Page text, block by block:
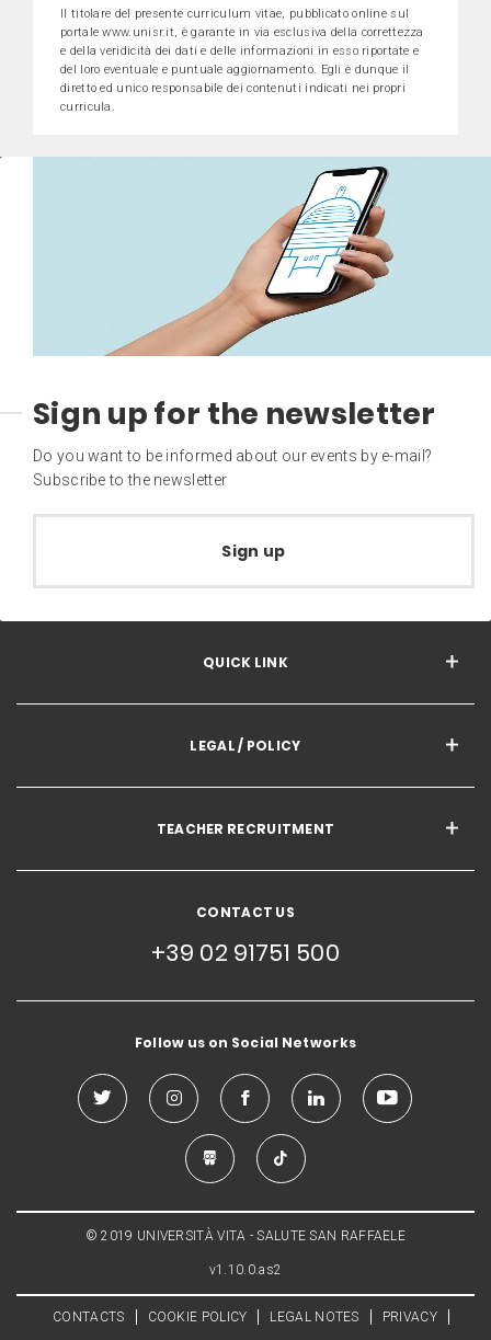
Il titolare del presente curriculum vitae, pubblicato online sul
portale www.unisr.it, è garante in via esclusiva della correttezza
e della veridicità dei dati e delle informazioni in esso riportate e
del loro eventuale e puntuale aggiornamento. Egli è dunque il
diretto ed unico responsabile dei contenuti indicati nei propri
curricula.
Sign up for the newsletter
Do you want to be informed about our events by e-mail?
Subscribe to the newsletter
Sign up
QUICK LINK
LEGAL / POLICY
TEACHER RECRUITMENT
CONTACT US
+39 02 91751 500
Follow us on Social Networks
© 2019 UNIVERSITÀ VITA - SALUTE SAN RAFFAELE
v1.10.0.as2
CONTACTS COOKIE POLICY LEGAL NOTES PRIVACY